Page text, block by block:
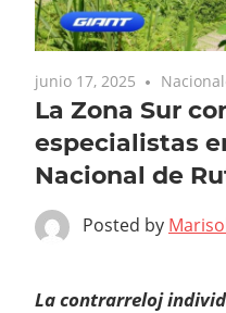
junio 17, 2025
La Zona Sur
especialistas
Nacional de
Posted by
La contrarreloj